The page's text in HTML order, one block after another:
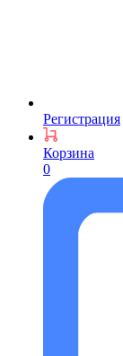
Регистрация
Корзина
0